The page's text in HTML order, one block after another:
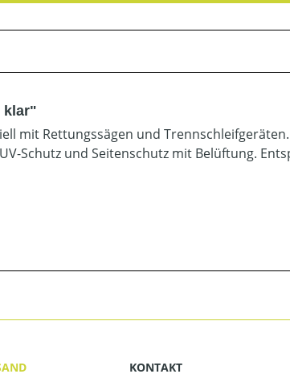
klar"
mit Rettungssägen und
Schutz und Seitenschutz mit Belüftung.
KONTAKT